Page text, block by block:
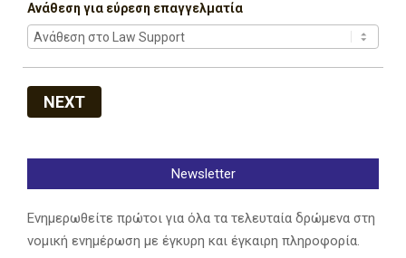
Ανάθεση για εύρεση επαγγελματία
NEXT
Newsletter
Ενημερωθείτε πρώτοι για όλα τα τελευταία δρώμενα στη
νομική ενημέρωση με έγκυρη και έγκαιρη πληροφορία.